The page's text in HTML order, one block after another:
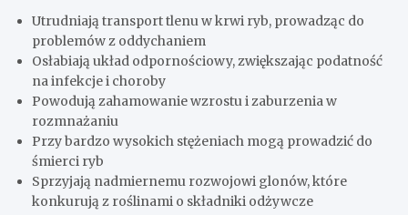
Utrudniają transport tlenu w krwi ryb, prowadząc do
problemów z oddychaniem
Osłabiają układ odpornościowy, zwiększając podatność
na infekcje i choroby
Powodują zahamowanie wzrostu i zaburzenia w
rozmnażaniu
Przy bardzo wysokich stężeniach mogą prowadzić do
śmierci ryb
Sprzyjają nadmiernemu rozwojowi glonów, które
konkurują z roślinami o składniki odżywcze